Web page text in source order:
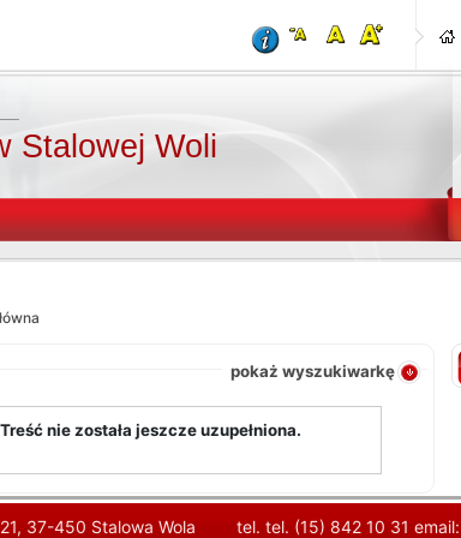
Stalowej Woli
pokaż wyszukiwarkę
Treść nie została jeszcze uzupełniona.
37-450 Stalowa Wola tel. tel. (15) 842 10 31 email: